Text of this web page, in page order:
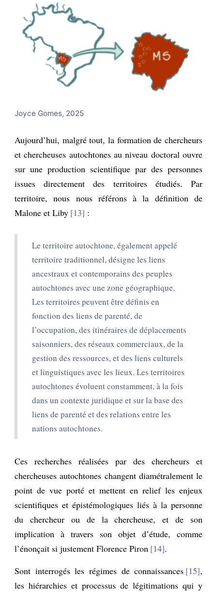
Joyce Gomes, 2025
Aujourd’hui, malgré tout, la formation de chercheurs
et chercheuses autochtones au niveau doctoral ouvre
sur une production scientifique par des personnes
issues directement des territoires étudiés. Par
territoire, nous nous référons à la définition de
Malone et Liby 13 :
Le territoire autochtone, également appelé
territoire traditionnel, désigne les liens
ancestraux et contemporains des peuples
autochtones avec une zone géographique.
Les territoires peuvent être définis en
fonction des liens de parenté, de
l’occupation, des itinéraires de déplacements
saisonniers, des réseaux commerciaux, de la
gestion des ressources, et des liens culturels
et linguistiques avec les lieux. Les territoires
autochtones évoluent constamment, à la fois
dans un contexte juridique et sur la base des
liens de parenté et des relations entre les
nations autochtones.
Ces recherches réalisées par des chercheurs et
chercheuses autochtones changent diamétralement le
point de vue porté et mettent en relief les enjeux
scientifiques et épistémologiques liés à la personne
du chercheur ou de la chercheuse, et de son
implication à travers son objet d’étude, comme
l’énonçait si justement Florence Piron 14 .
Sont interrogés les régimes de connaissances 15 ,
les hiérarchies et processus de légitimations qui y